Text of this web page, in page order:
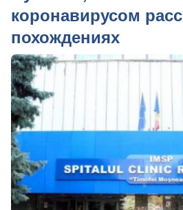
коронавирусом
похождениях